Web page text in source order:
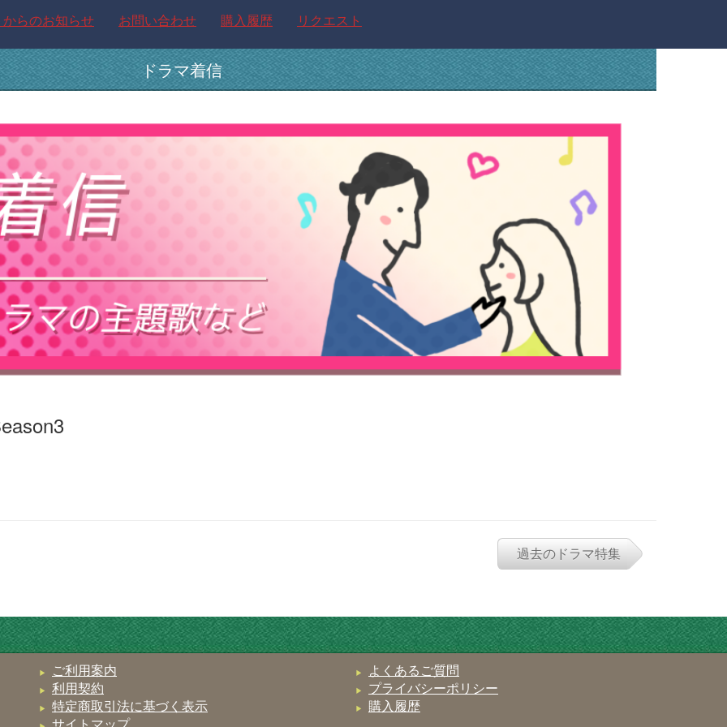
らのお知らせ お問い合わせ 購入履歴 リクエスト
ドラマ着信
過去のドラマ特集
ご利用案内
よくあるご質問
利用契約
プライバシーポリシー
特定商取引法に基づく表示
購入履歴